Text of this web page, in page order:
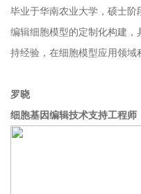
毕业于华南农业大学，硕士阶
编辑细胞模型的定制化构建
持经验，在细胞模型应用领域
罗晓
细胞基因编辑技术支持工程师